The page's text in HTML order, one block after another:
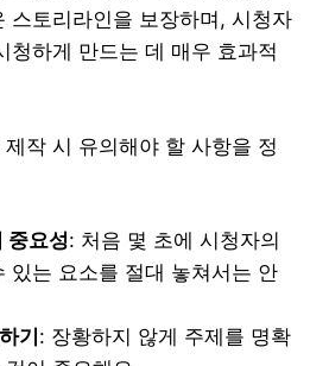
스토리라인을 보장하며, 시청자
청하게 만드는 데 매우 효과적
작 시 유의해야 할 사항을 정
중요성: 처음 몇 초에 시청자의
있는 요소를 절대 놓쳐서는 안
기 : 장황하지 않게 주제를 명확